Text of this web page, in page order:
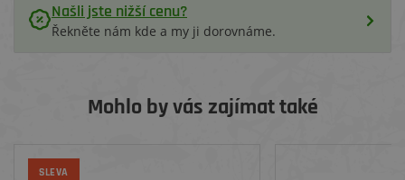
Našli jste nižší cenu?
Řekněte nám kde a my ji dorovnáme.
Mohlo by vás zajímat také
SLEVA